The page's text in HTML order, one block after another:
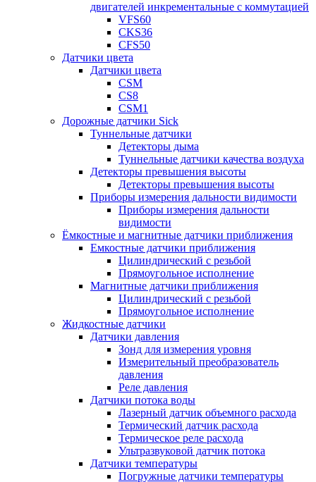
двигателей инкрементальные с коммутацией
VFS60
CKS36
CFS50
Датчики цвета
Датчики цвета
CSM
CS8
CSM1
Дорожные датчики Sick
Туннельные датчики
Детекторы дыма
Туннельные датчики качества воздуха
Детекторы превышения высоты
Детекторы превышения высоты
Приборы измерения дальности видимости
Приборы измерения дальности
видимости
Ёмкостные и магнитные датчики приближения
Емкостные датчики приближения
Цилиндрический с резьбой
Прямоугольное исполнение
Магнитные датчики приближения
Цилиндрический с резьбой
Прямоугольное исполнение
Жидкостные датчики
Датчики давления
Зонд для измерения уровня
Измерительный преобразователь
давления
Реле давления
Датчики потока воды
Лазерный датчик объемного расхода
Термический датчик расхода
Термическое реле расхода
Ультразвуковой датчик потока
Датчики температуры
Погружные датчики температуры